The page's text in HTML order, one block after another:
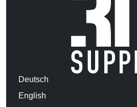
Deutsch
English